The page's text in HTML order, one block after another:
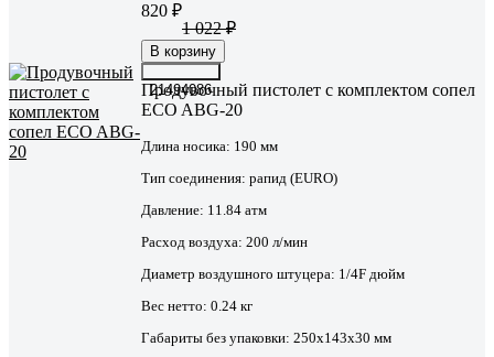
820 ₽
1 022 ₽
В корзину
21494086
Продувочный пистолет с комплектом сопел
ECO ABG-20
Длина носика: 190 мм
Тип соединения: рапид (EURO)
Давление: 11.84 атм
Расход воздуха: 200 л/мин
Диаметр воздушного штуцера: 1/4F дюйм
Вес нетто: 0.24 кг
Габариты без упаковки: 250х143х30 мм